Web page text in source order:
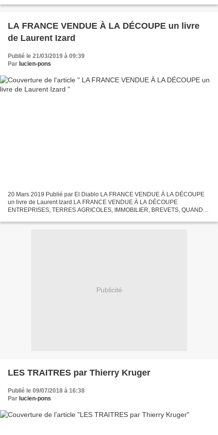
LA FRANCE VENDUE À LA DÉCOUPE un livre
de Laurent Izard
Publié le 21/03/2019 à 09:39
Par lucien-pons
20 Mars 2019 Publié par El Diablo LA FRANCE VENDUE À LA DÉCOUPE
un livre de Laurent Izard LA FRANCE VENDUE À LA DÉCOUPE
ENTREPRISES, TERRES AGRICOLES, IMMOBILIER, BREVETS, QUAND
décennies,...
Publicité
LES TRAITRES par Thierry Kruger
Publié le 09/07/2018 à 16:38
Par lucien-pons